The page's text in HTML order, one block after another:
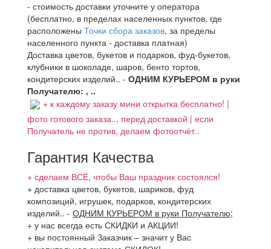
- стоимость доставки уточните у оператора
(бесплатно, в пределах населенных пунктов, где
расположены Точки сбора заказов, за пределы
населенного пункта - доставка платная)
Доставка цветов, букетов и подарков, фуд-букетов,
клубники в шоколаде, шаров, бенто тортов,
кондитерских изделий.. - ОДНИМ КУРЬЕРОМ в руки
Получателю: , ..
+ к каждому заказу мини открытка бесплатно! |
фото готового заказа.., перед доставкой | если
Получатель не против, делаем фотоотчёт..
Гарантия Качества
+ сделаем ВСЁ, чтобы Ваш праздник состоялся!
+ доставка цветов, букетов, шариков, фуд
композиций, игрушек, подарков, кондитерских
изделий.. - ОДНИМ КУРЬЕРОМ в руки Получателю;
+ у нас всегда есть СКИДКИ и АКЦИИ!
+ вы постоянный Заказчик – значит у Вас